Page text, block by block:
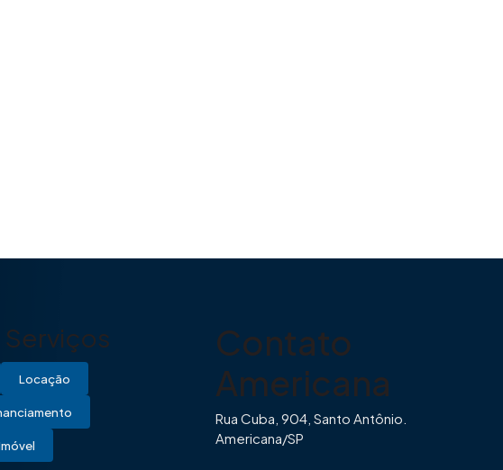
Serviços
Locação
Contato
Americana
Rua Cuba, 904, Santo Antônio.
Americana/SP